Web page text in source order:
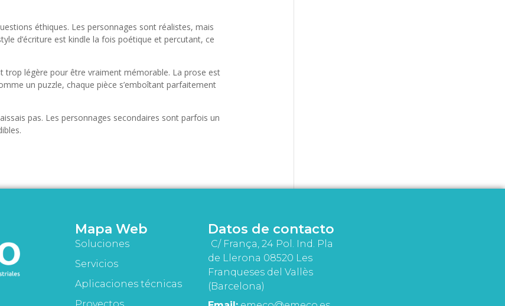
éthiques. Les personnages sont réalistes, mais
d’écriture est kindle la fois poétique et percutant, ce
trop légère pour être vraiment mémorable. La prose est
un puzzle, chaque pièce s’emboîtant parfaitement
pas. Les personnages secondaires sont parfois un
Mapa Web
Soluciones
Servicios
Aplicaciones técnicas
Datos de contacto
C/ França, 24 Pol. Ind. Pla
de Llerona 08520 Les
Franqueses del Vallès
(Barcelona)